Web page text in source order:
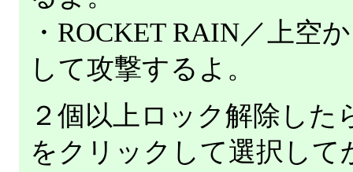
・ROCKET RAIN／上空
して攻撃するよ。
２個以上ロック解除し
をクリックして選択し